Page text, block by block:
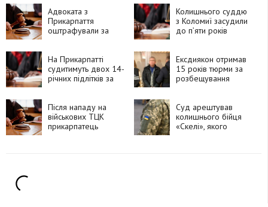
Адвоката з
Прикарпаття
оштрафували за
Колишнього суддю
з Коломиї засудили
до п’яти років
На Прикарпатті
судитимуть двох 14-
річних підлітків за
Ексдиякон отримав
15 років тюрми за
розбещування
Після нападу на
військових ТЦК
прикарпатець
Суд арештував
колишнього бійця
«Скелі», якого